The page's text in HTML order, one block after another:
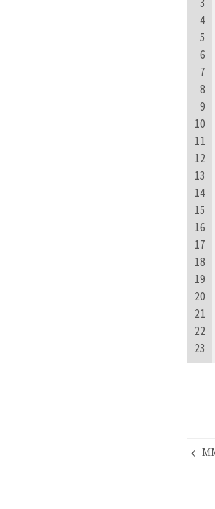
4
5
6
7
8
9
10
11
12
13
14
15
16
17
18
19
20
21
22
23